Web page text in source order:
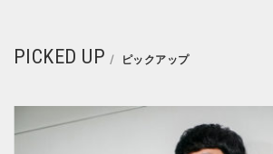
PICKED UP ピックアップ